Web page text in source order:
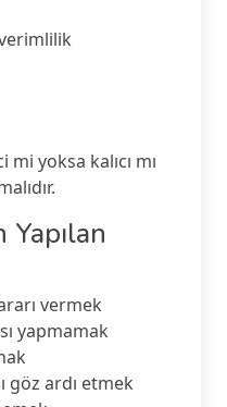
yoksa kalıcı mı
Yapılan
vermek
yapmamak
göz ardı etmek